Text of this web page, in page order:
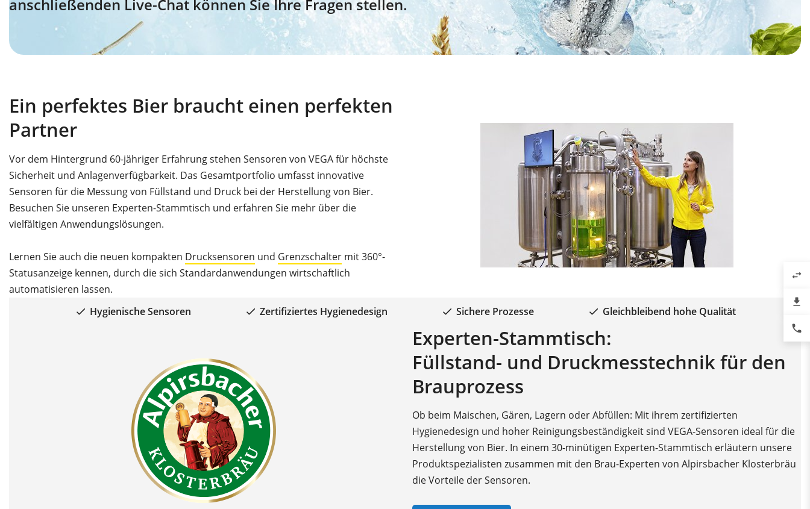
anschließenden Live-Chat können Sie Ihre Fragen stellen.
Ein perfektes Bier braucht einen perfekten
Partner
Vor dem Hintergrund 60-jähriger Erfahrung stehen Sensoren von VEGA für höchste
Sicherheit und Anlagenverfügbarkeit. Das Gesamtportfolio umfasst innovative
Sensoren für die Messung von Füllstand und Druck bei der Herstellung von Bier.
Besuchen Sie unseren Experten-Stammtisch und erfahren Sie mehr über die
vielfältigen Anwendungslösungen.
Lernen Sie auch die neuen kompakten Drucksensoren und Grenzschalter mit 360°-
Statusanzeige kennen, durch die sich Standardanwendungen wirtschaftlich
automatisieren lassen.
Hygienische Sensoren
Zertifiziertes Hygienedesign Sichere Prozesse Gleichbleibend hohe Qualität
Experten-Stammtisch:
Füllstand- und Druckmesstechnik für den
Brauprozess
Ob beim Maischen, Gären, Lagern oder Abfüllen: Mit ihrem zertifizierten
Hygienedesign und hoher Reinigungsbeständigkeit sind VEGA-Sensoren ideal für die
Herstellung von Bier. In einem 30-minütigen Experten-Stammtisch erläutern unsere
Produktspezialisten zusammen mit den Brau-Experten von Alpirsbacher Klosterbräu
die Vorteile der Sensoren.
swap_horiz
file_download
phone